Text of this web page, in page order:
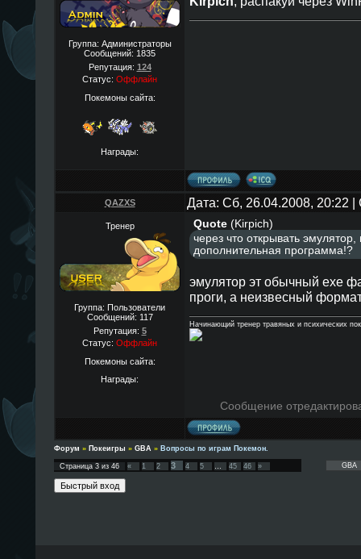
Группа: Администраторы
Сообщений: 1835
Репутация: 124
Статус: Оффлайн
Покемоны сайта:
Награды:
QAZXS Дата: Сб, 26.04.2008, 20:22
Тренер
Группа: Пользователи
Сообщений: 117
Репутация: 5
Статус: Оффлайн
Покемоны сайта:
Награды:
Quote(Kirpich)
через что открывать
дополнительная программа!?
эмулятор эт обычный exe
проги, а неизвесный
Начинающий тренер травяных и психических
Сообщение
Форум » Покеигры » GBA » Вопросы по играм Покемон.
Страница 3из 46 « 1 2 3 4 5 … 45 46 »